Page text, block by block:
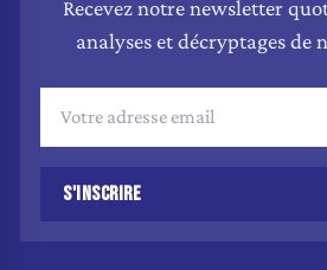
Recevez notre newsletter
analyses et décryptages de
S'INSCRIRE